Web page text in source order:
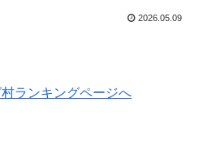
2026.05.09